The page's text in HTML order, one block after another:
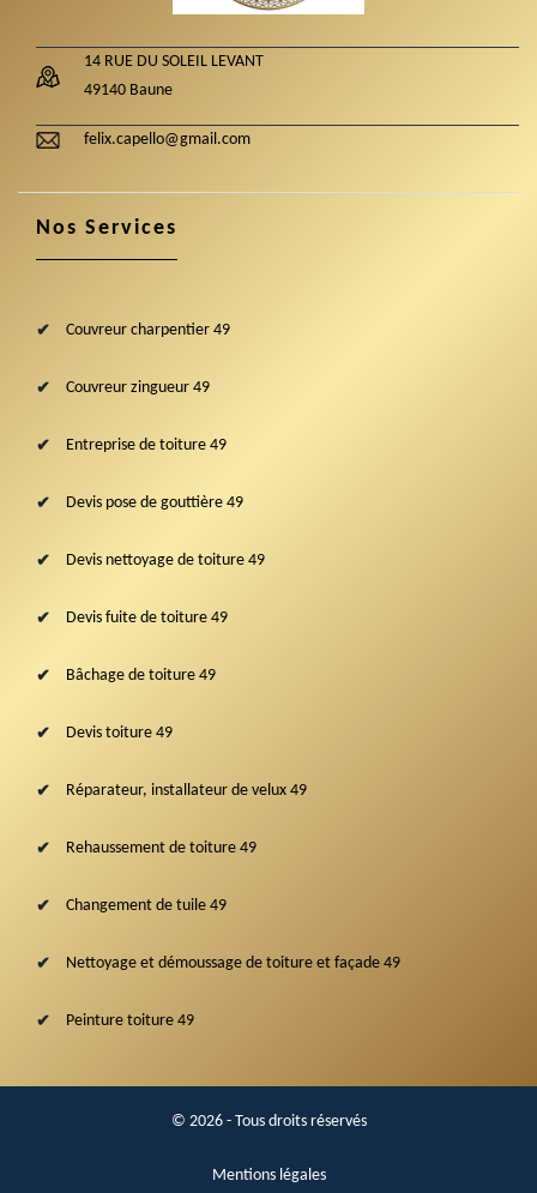
14 RUE DU SOLEIL LEVANT
49140 Baune
felix.capello@gmail.com
Nos Services
Couvreur charpentier 49
Couvreur zingueur 49
Entreprise de toiture 49
Devis pose de gouttière 49
Devis nettoyage de toiture 49
Devis fuite de toiture 49
Bâchage de toiture 49
Devis toiture 49
Réparateur, installateur de velux 49
Rehaussement de toiture 49
Changement de tuile 49
Nettoyage et démoussage de toiture et façade 49
Peinture toiture 49
© 2026 - Tous droits réservés
Mentions légales